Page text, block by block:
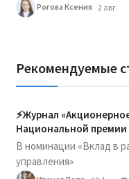
Рогова Ксения 2 авг
Рекомендуемые
⚡️Журнал
Национальной премии
В номинации «Вклад в
управления»